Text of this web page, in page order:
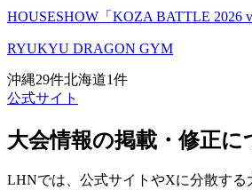
HOUSESHOW「KOZA BATTLE 2026
RYUKYU DRAGON GYM
沖縄29件北海道1件
公式サイト
大会情報の掲載・修正に
LHNでは、公式サイトやXに分散する